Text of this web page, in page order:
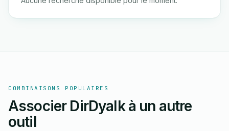
COMBINAISONS POPULAIRES
Associer DirDyalk à un autre
outil